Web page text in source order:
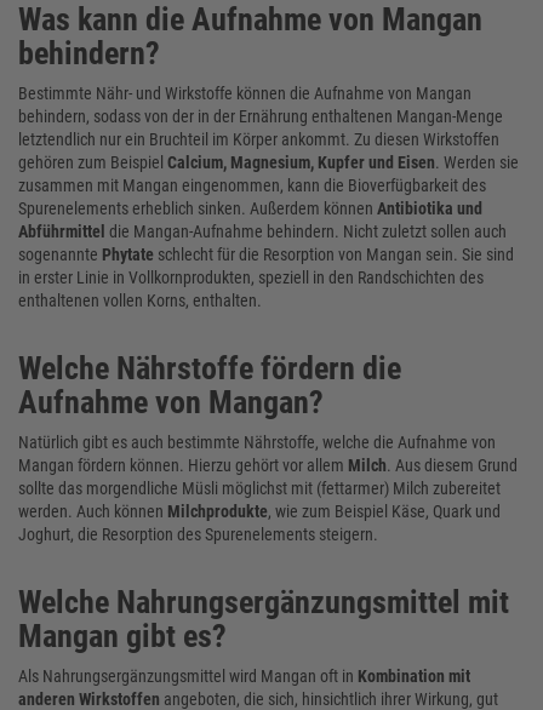
Was kann die Aufnahme von Mangan
behindern?
Bestimmte Nähr- und Wirkstoffe können die Aufnahme von Mangan
behindern, sodass von der in der Ernährung enthaltenen Mangan-Menge
letztendlich nur ein Bruchteil im Körper ankommt. Zu diesen Wirkstoffen
gehören zum Beispiel Calcium, Magnesium, Kupfer und Eisen. Werden sie
zusammen mit Mangan eingenommen, kann die Bioverfügbarkeit des
Spurenelements erheblich sinken. Außerdem können Antibiotika und
Abführmittel die Mangan-Aufnahme behindern. Nicht zuletzt sollen auch
sogenannte Phytate schlecht für die Resorption von Mangan sein. Sie sind
in erster Linie in Vollkornprodukten, speziell in den Randschichten des
enthaltenen vollen Korns, enthalten.
Welche Nährstoffe fördern die
Aufnahme von Mangan?
Natürlich gibt es auch bestimmte Nährstoffe, welche die Aufnahme von
Mangan fördern können. Hierzu gehört vor allem Milch. Aus diesem Grund
sollte das morgendliche Müsli möglichst mit (fettarmer) Milch zubereitet
werden. Auch können Milchprodukte, wie zum Beispiel Käse, Quark und
Joghurt, die Resorption des Spurenelements steigern.
Welche Nahrungsergänzungsmittel mit
Mangan gibt es?
Als Nahrungsergänzungsmittel wird Mangan oft in Kombination mit
anderen Wirkstoffen angeboten, die sich, hinsichtlich ihrer Wirkung, gut